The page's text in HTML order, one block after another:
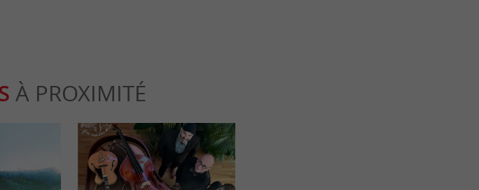
À PROXIMITÉ